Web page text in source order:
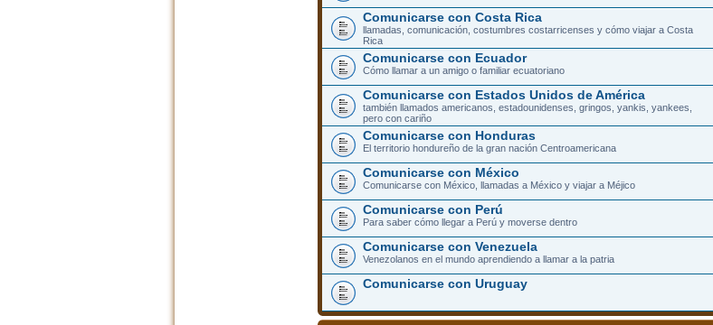
Comunicarse con Costa Rica
llamadas, comunicación, costumbres costarricenses y cómo viajar a Costa
Rica
Comunicarse con Ecuador
Cómo llamar a un amigo o familiar ecuatoriano
Comunicarse con Estados Unidos de América
también llamados americanos, estadounidenses, gringos, yankis, yankees,
pero con cariño
Comunicarse con Honduras
El territorio hondureño de la gran nación Centroamericana
Comunicarse con México
Comunicarse con México, llamadas a México y viajar a Méjico
Comunicarse con Perú
Para saber cómo llegar a Perú y moverse dentro
Comunicarse con Venezuela
Venezolanos en el mundo aprendiendo a llamar a la patria
Comunicarse con Uruguay